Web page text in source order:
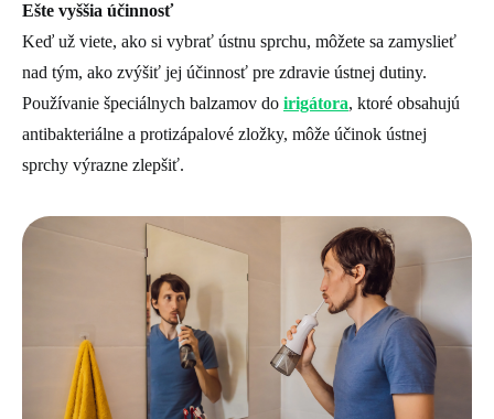
Ešte vyššia účinnosť
Keď už viete, ako si vybrať ústnu sprchu, môžete sa zamyslieť
nad tým, ako zvýšiť jej účinnosť pre zdravie ústnej dutiny.
Používanie špeciálnych balzamov do irigátora, ktoré obsahujú
antibakteriálne a protizápalové zložky, môže účinok ústnej
sprchy výrazne zlepšiť.